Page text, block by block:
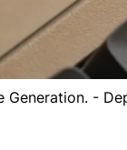
Generation. -